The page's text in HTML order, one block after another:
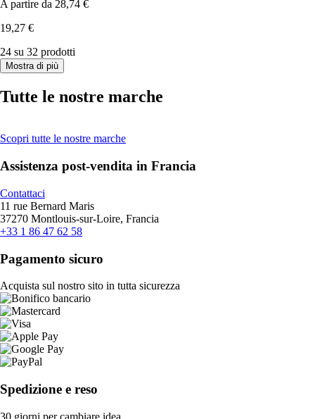
A partire da 28,74 €
19,27 €
24 su 32 prodotti
Mostra di più
Tutte le nostre marche
Scopri tutte le nostre marche
Assistenza post-vendita in Francia
Contattaci
11 rue Bernard Maris
37270 Montlouis-sur-Loire, Francia
+33 1 86 47 62 58
Pagamento sicuro
Acquista sul nostro sito in tutta sicurezza
Spedizione e reso
30 giorni per cambiare idea